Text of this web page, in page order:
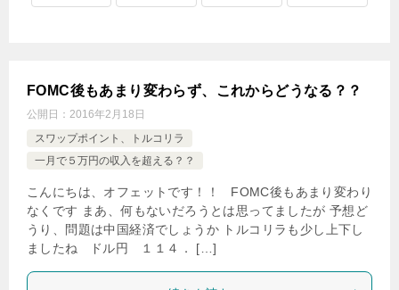
FOMC後もあまり変わらず、これからどうなる？？
公開日： 2016年2月18日
スワップポイント、トルコリラ
一月で５万円の収入を超える？？
こんにちは、オフェットです！！ FOMC後もあまり変わり
なくです まあ、何もないだろうとは思ってましたが 予想ど
うり、問題は中国経済でしょうか トルコリラも少し上下し
ましたね ドル円 １１４． […]